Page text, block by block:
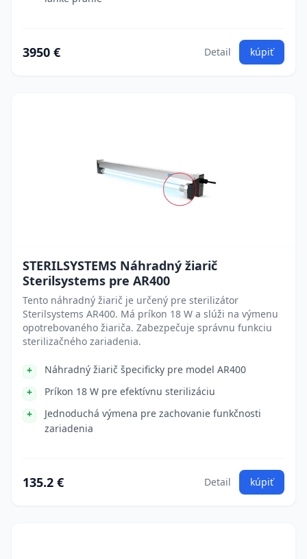
3950 € Detail kúpiť
STERILSYSTEMS Náhradný žiarič
Sterilsystems pre AR400
Tento náhradný žiarič je určený pre sterilizátor
Sterilsystems AR400. Má príkon 18 W a slúži na výmenu
opotrebovaného žiariča. Zabezpečuje správnu funkciu
sterilizačného zariadenia.
Náhradný žiarič špecificky pre model AR400
Príkon 18 W pre efektívnu sterilizáciu
Jednoduchá výmena pre zachovanie funkčnosti
zariadenia
135.2 € Detail kúpiť